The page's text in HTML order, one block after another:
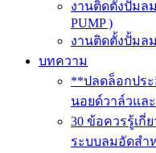
งานติดตั้งปั๊มล
PUMP )
งานติดตั้งปั้มลม
บทความ
**ปลดล็อกปร
นอยด์วาล์วแล
30 ข้อควรรู้เกี่
ระบบลมอัดสำ